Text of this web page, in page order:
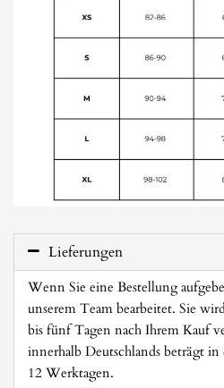
Lieferungen
Wenn Sie eine Bestellung
unserem Team bearbeitet. Sie
bis fünf Tagen nach Ihrem Kauf
innerhalb Deutschlands beträgt
12 Werktagen.